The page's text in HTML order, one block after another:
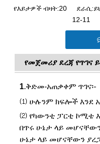
የእይታዎች ብዛት:20
12-
የመጀመሪያ ደረጃ የጥገና
1.ቅድመ-አጠቃቀም ጥገና፡-
⑴ ሁሉንም ክፍሎች እንደ
⑵ የካውንቲ ፓርቲ ኮሚቴ
በጥሩ ሁኔታ ላይ
ሁኔታ ላይ መሆናቸውን